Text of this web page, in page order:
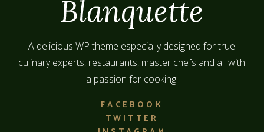
A delicious WP theme especially designed for true
culinary experts, restaurants, master chefs and all with
a passion for cooking.
FACEBOOK
TWITTER